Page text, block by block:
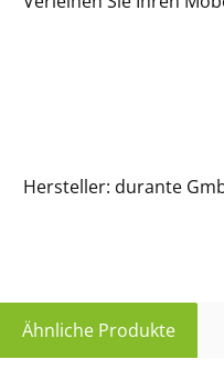
Hersteller: durante
Ähnliche Produkte